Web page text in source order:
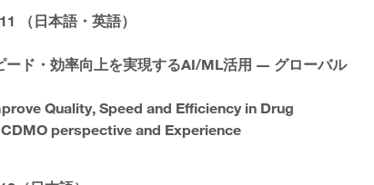
（日本語・英語）
ード・効率向上を実現するAI/ML活用 ― グローバル
Quality, Speed and Efficiency in Drug
perspective and Experience